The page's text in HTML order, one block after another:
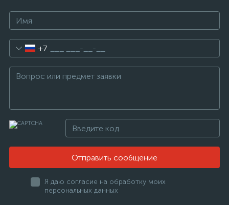
+7
Отправить сообщение
Я даю согласие на обработку моих
персональных данных